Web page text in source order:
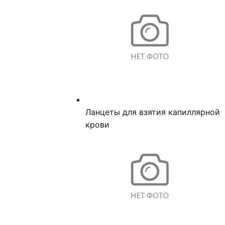
Ланцеты для взятия капиллярной
крови